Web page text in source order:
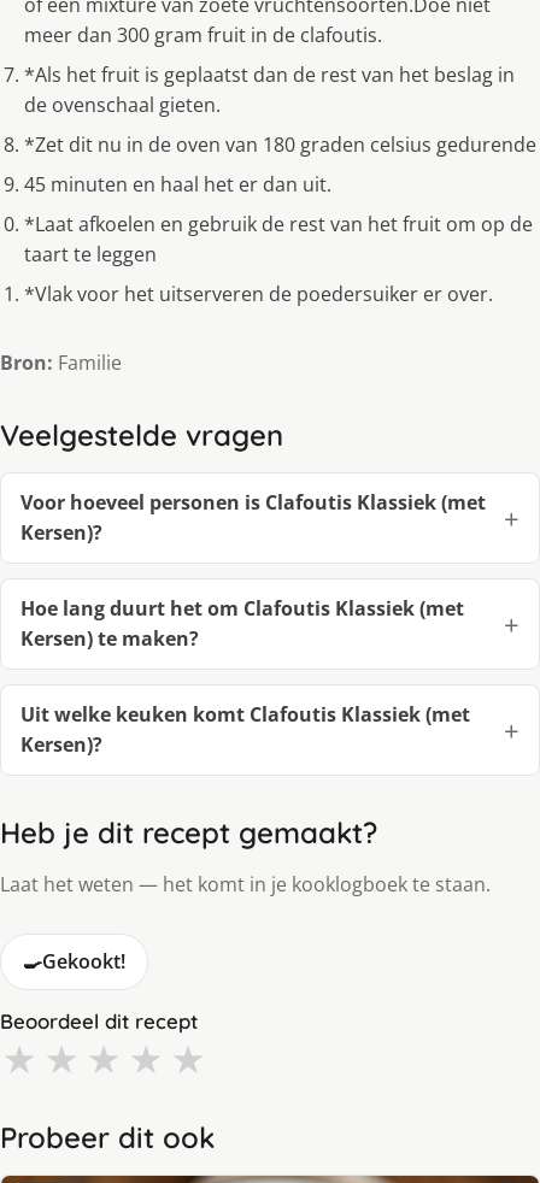
meer dan 300 gram fruit in de clafoutis.
*Als het fruit is geplaatst dan de rest van het beslag in
de ovenschaal gieten.
*Zet dit nu in de oven van 180 graden celsius gedurende
45 minuten en haal het er dan uit.
*Laat afkoelen en gebruik de rest van het fruit om op de
taart te leggen
*Vlak voor het uitserveren de poedersuiker er over.
Bron: Familie
Veelgestelde vragen
Voor hoeveel personen is Clafoutis Klassiek (met
Kersen)?
Hoe lang duurt het om Clafoutis Klassiek (met
Kersen) te maken?
Uit welke keuken komt Clafoutis Klassiek (met
Kersen)?
Heb je dit recept gemaakt?
Laat het weten — het komt in je kooklogboek te staan.
🍳Gekookt!
Beoordeel dit recept
★ ★ ★ ★ ★
Probeer dit ook